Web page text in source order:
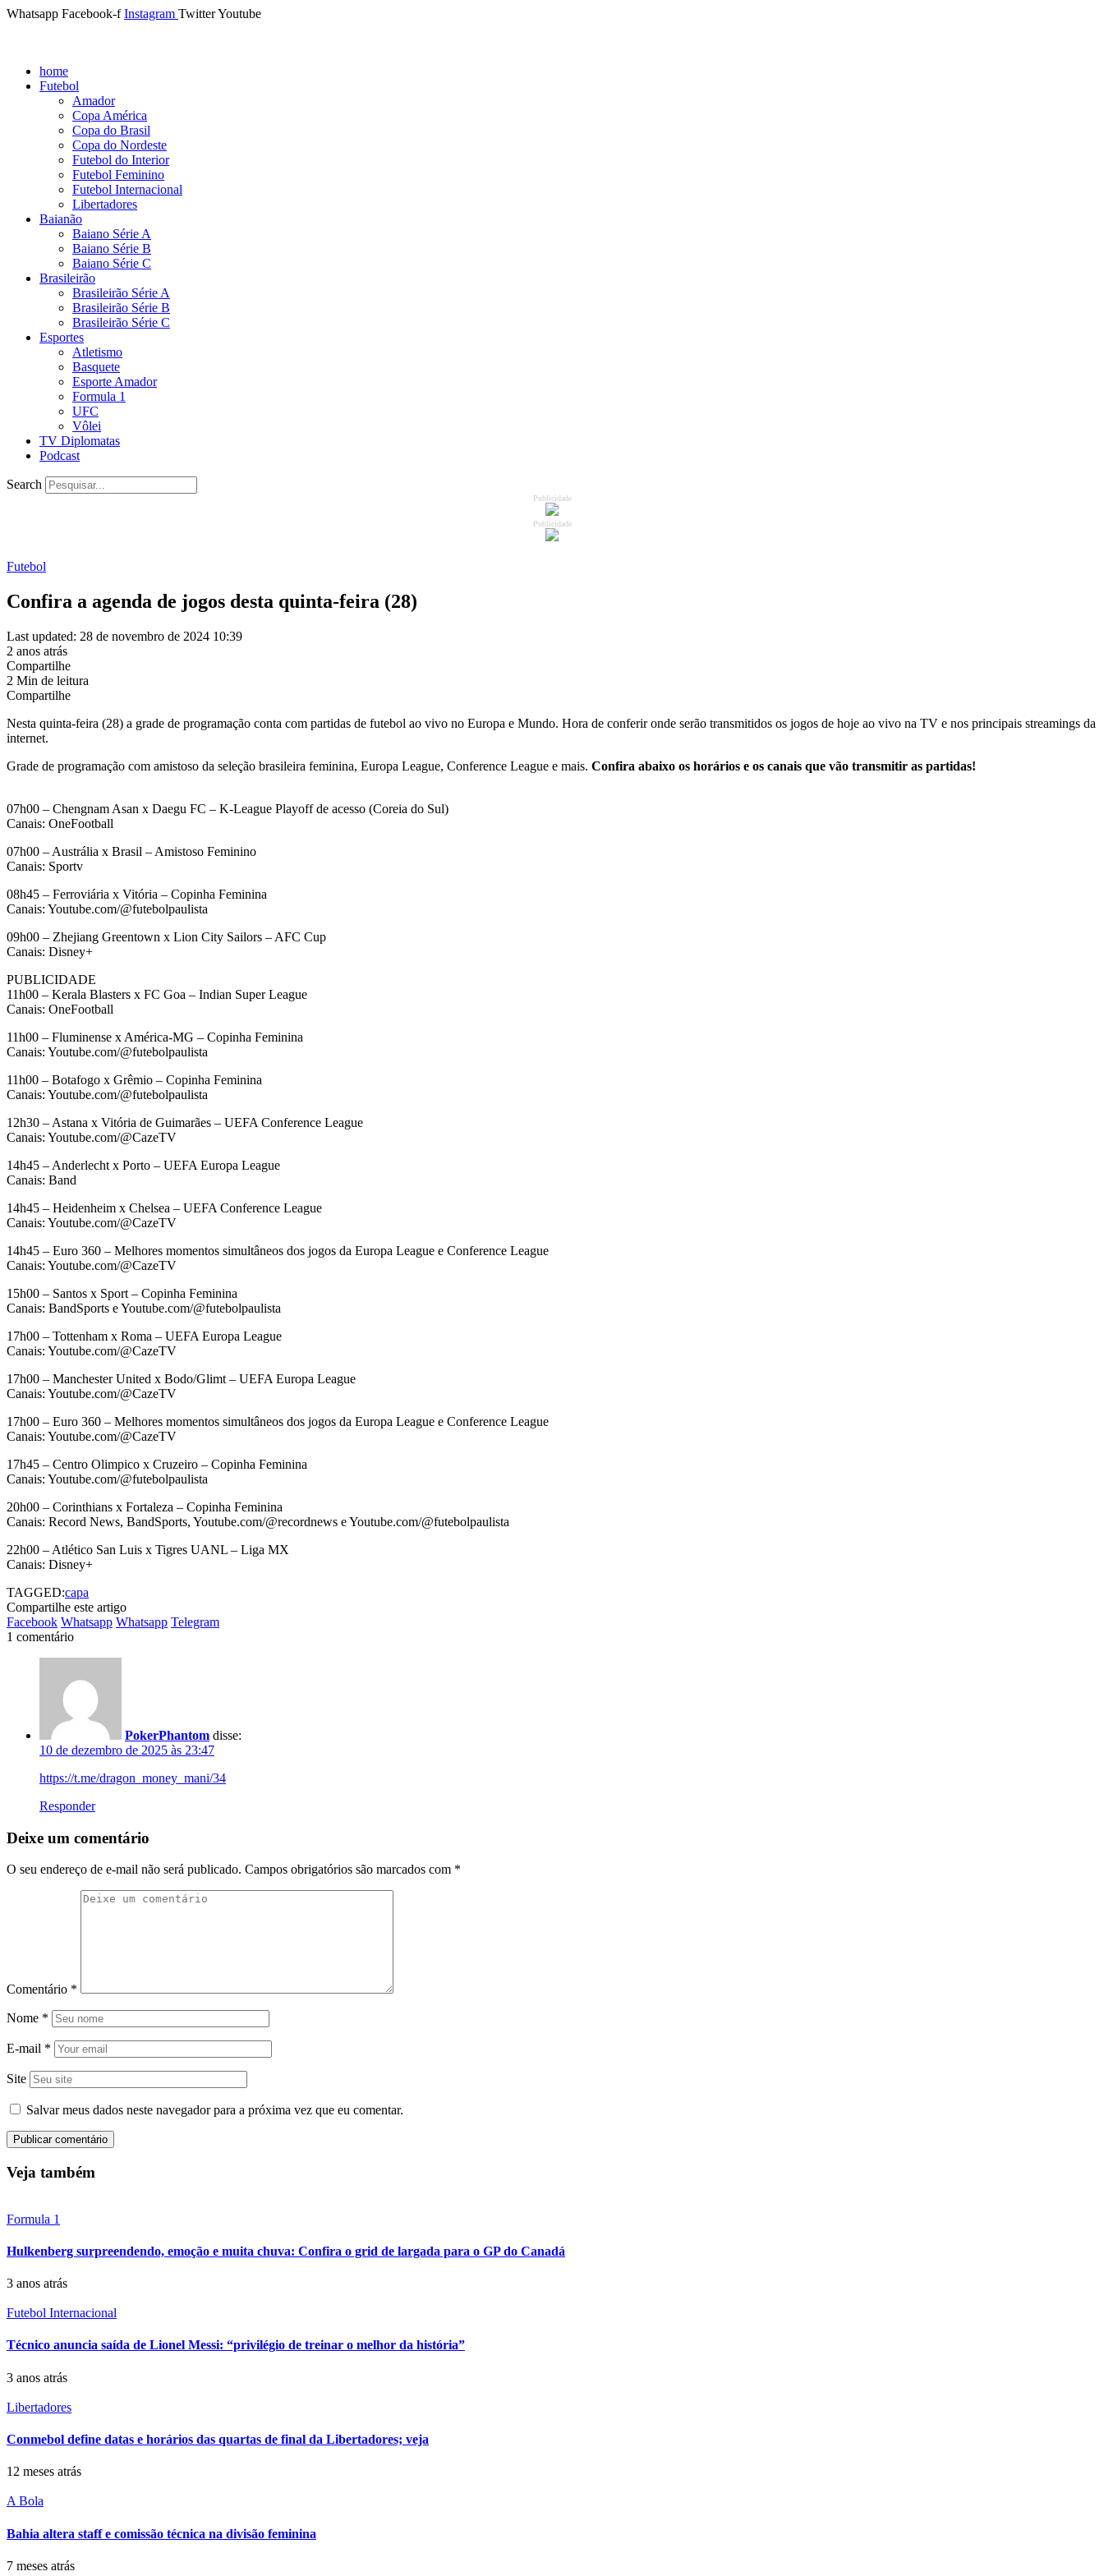
Whatsapp Facebook-f Instagram TwitterYoutube
home
Futebol
Amador
Copa América
Copa do Brasil
Copa do Nordeste
Futebol do Interior
Futebol Feminino
Futebol Internacional
Libertadores
Baianão
Baiano Série A
Baiano Série B
Baiano Série C
Brasileirão
Brasileirão Série A
Brasileirão Série B
Brasileirão Série C
Esportes
Atletismo
Basquete
Esporte Amador
Formula 1
UFC
Vôlei
TV Diplomatas
Podcast
Search
Publicidade
Publicidade
Futebol
Confira a agenda de jogos desta quinta-feira (28)
Last updated: 28 de novembro de 2024 10:39
2 anos atrás
Compartilhe
2 Min de leitura
Compartilhe
Nesta quinta-feira (28) a grade de programação conta com partidas de futebol ao vivo no Europa e Mundo. Hora de conferir onde serão transmitidos os jogos de hoje ao vivo na TV e nos principais streamings da
internet.
Grade de programação com amistoso da seleção brasileira feminina, Europa League, Conference League e mais. Confira abaixo os horários e os canais que vão transmitir as partidas!
07h00 – Chengnam Asan x Daegu FC – K-League Playoff de acesso (Coreia do Sul)
Canais: OneFootball
07h00 – Austrália x Brasil – Amistoso Feminino
Canais: Sportv
08h45 – Ferroviária x Vitória – Copinha Feminina
Canais: Youtube.com/@futebolpaulista
09h00 – Zhejiang Greentown x Lion City Sailors – AFC Cup
Canais: Disney+
PUBLICIDADE
11h00 – Kerala Blasters x FC Goa – Indian Super League
Canais: OneFootball
11h00 – Fluminense x América-MG – Copinha Feminina
Canais: Youtube.com/@futebolpaulista
11h00 – Botafogo x Grêmio – Copinha Feminina
Canais: Youtube.com/@futebolpaulista
12h30 – Astana x Vitória de Guimarães – UEFA Conference League
Canais: Youtube.com/@CazeTV
14h45 – Anderlecht x Porto – UEFA Europa League
Canais: Band
14h45 – Heidenheim x Chelsea – UEFA Conference League
Canais: Youtube.com/@CazeTV
14h45 – Euro 360 – Melhores momentos simultâneos dos jogos da Europa League e Conference League
Canais: Youtube.com/@CazeTV
15h00 – Santos x Sport – Copinha Feminina
Canais: BandSports e Youtube.com/@futebolpaulista
17h00 – Tottenham x Roma – UEFA Europa League
Canais: Youtube.com/@CazeTV
17h00 – Manchester United x Bodo/Glimt – UEFA Europa League
Canais: Youtube.com/@CazeTV
17h00 – Euro 360 – Melhores momentos simultâneos dos jogos da Europa League e Conference League
Canais: Youtube.com/@CazeTV
17h45 – Centro Olimpico x Cruzeiro – Copinha Feminina
Canais: Youtube.com/@futebolpaulista
20h00 – Corinthians x Fortaleza – Copinha Feminina
Canais: Record News, BandSports, Youtube.com/@recordnews e Youtube.com/@futebolpaulista
22h00 – Atlético San Luis x Tigres UANL – Liga MX
Canais: Disney+
TAGGED:capa
Compartilhe este artigo
Facebook Whatsapp Whatsapp Telegram
1 comentário
PokerPhantom disse:
10 de dezembro de 2025 às 23:47
https://t.me/dragon_money_mani/34
Responder
Deixe um comentário
O seu endereço de e-mail não será publicado. Campos obrigatórios são marcados com *
Comentário *
Nome *
E-mail *
Site
Salvar meus dados neste navegador para a próxima vez que eu comentar.
Veja também
Formula 1
Hulkenberg surpreendendo, emoção e muita chuva: Confira o grid de largada para o GP do Canadá
3 anos atrás
Futebol Internacional
Técnico anuncia saída de Lionel Messi: “privilégio de treinar o melhor da história”
3 anos atrás
Libertadores
Conmebol define datas e horários das quartas de final da Libertadores; veja
12 meses atrás
A Bola
Bahia altera staff e comissão técnica na divisão feminina
7 meses atrás